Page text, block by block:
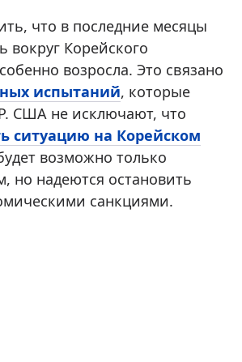
что в последние месяцы
вокруг Корейского
возросла. Это связано
испытаний, которые
США не исключают, что
ситуацию на Корейском
возможно только
но надеются остановить
санкциями.